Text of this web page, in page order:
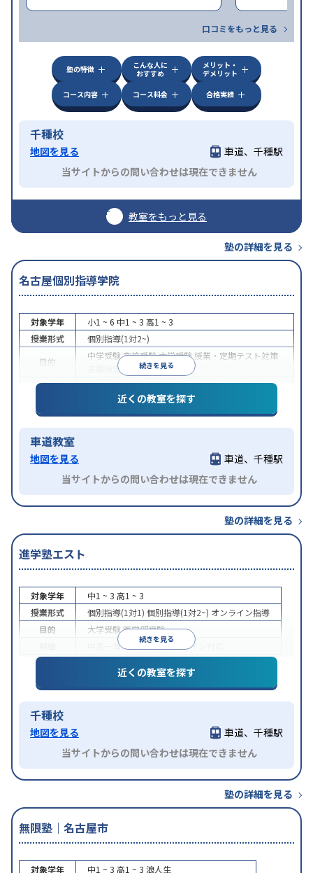
口コミをもっと見る
塾の特徴
こんな人に
おすすめ
メリット・
デメリット
コース内容
コース料金 合格実績
千種校
地図を見る
車道、千種駅
当サイトからの問い合わせは現在できません
教室をもっと見る
塾の詳細を見る
名古屋個別指導学院
続きを見る
対象学年 小1 ~ 6 中1 ~ 3 高1 ~ 3
授業形式
個別指導(1対2~)
目的
中学受験高校受験大学受験 授業・定期テスト対策
各種検定対策
特徴
授業の振替可能1科目から受講可能
近くの教室を探す
車道教室
地図を見る
車道、千種駅
当サイトからの問い合わせは現在できません
塾の詳細を見る
進学塾エスト
続きを見る
対象学年 中1 ~ 3 高1 ~ 3
授業形式
個別指導(1対1) 個別指導(1対2~) オンライン指導
目的
大学受験医学部受験
中高一貫校生に対応オンライン対応
近くの教室を探す
千種校
地図を見る
車道、千種駅
当サイトからの問い合わせは現在できません
塾の詳細を見る
無限塾｜名古屋市
対象学年 中1 ~ 3 高1 ~ 3 浪人生